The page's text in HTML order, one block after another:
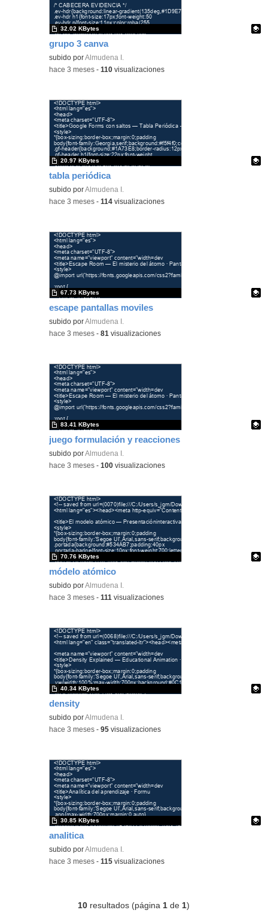
grupo 3 canva
Contenido educativo.
subido porAlmudena I.
32.02 KBytes
-hace 3 meses -110 visualizaciones
tabla periódica
Contenido educativo.
subido porAlmudena I.
20.97 KBytes
-hace 3 meses -114 visualizaciones
escape pantallas moviles
Contenido educativo.
subido porAlmudena I.
67.73 KBytes
-hace 3 meses -81 visualizaciones
juego formulación y reacciones
Contenido educativo.
subido porAlmudena I.
83.41 KBytes
-hace 3 meses -100 visualizaciones
módelo atómico
Contenido educativo.
subido porAlmudena I.
70.76 KBytes
-hace 3 meses -111 visualizaciones
density
Contenido educativo.
subido porAlmudena I.
40.34 KBytes
-hace 3 meses -95 visualizaciones
analitica
Contenido educativo.
subido porAlmudena I.
30.85 KBytes
-hace 3 meses -115 visualizaciones
10 resultados (página 1 de 1)